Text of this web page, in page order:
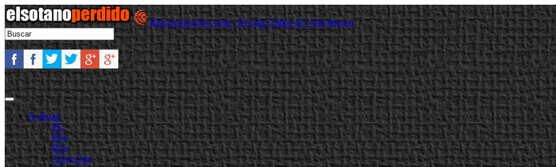
Elsotanoperdido.com - Revista Online de Videojuegos
Noticias
PC
PS4
PS5
Xbox One